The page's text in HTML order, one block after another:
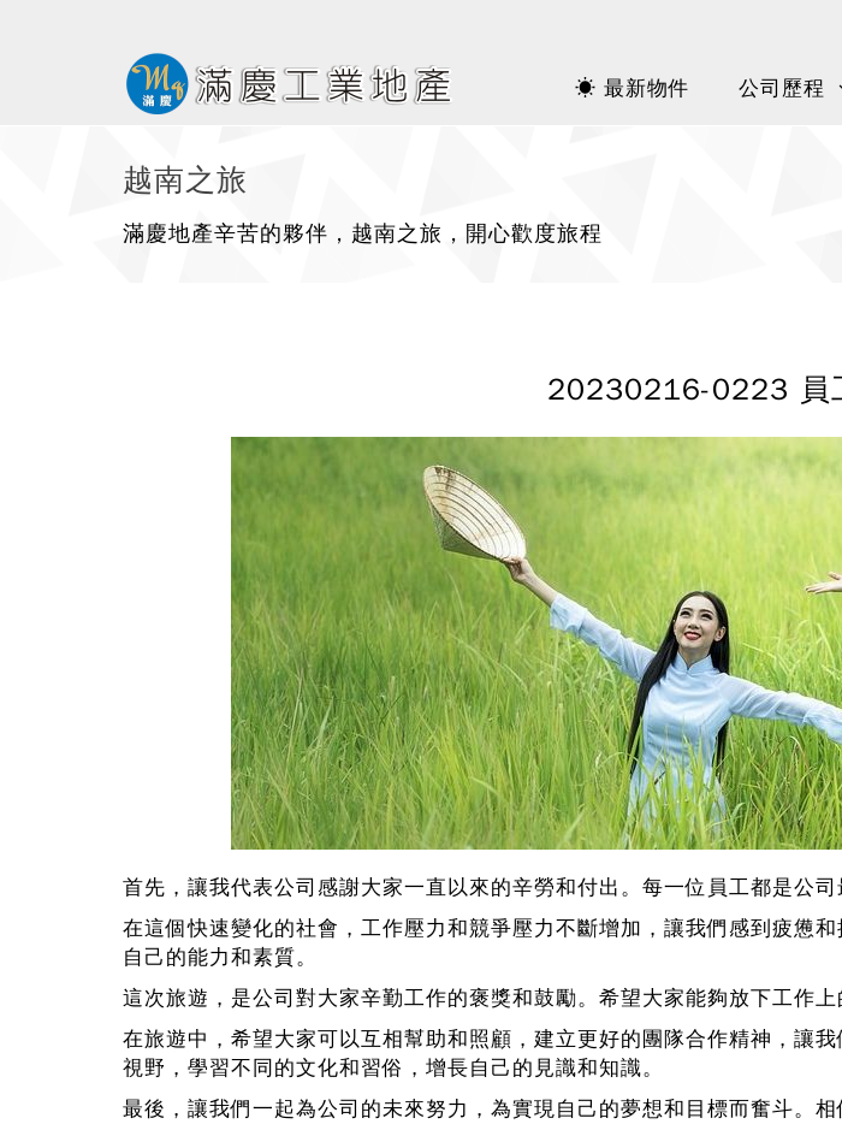
☀ 最新物件 公司歷程
越南之旅
滿慶地產辛苦的夥伴，越南之旅，開心歡度旅程
20230216-0223 員
首先，讓我代表公司感謝大家一直以來的辛勞和付出。每一位員工都是公
在這個快速變化的社會，工作壓力和競爭壓力不斷增加，讓我們感到疲憊
自己的能力和素質。
這次旅遊，是公司對大家辛勤工作的褒獎和鼓勵。希望大家能夠放下工作
在旅遊中，希望大家可以互相幫助和照顧，建立更好的團隊合作精神，讓
視野，學習不同的文化和習俗，增長自己的見識和知識。
最後，讓我們一起為公司的未來努力，為實現自己的夢想和目標而奮斗。